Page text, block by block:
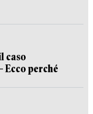
caso
Ecco perché